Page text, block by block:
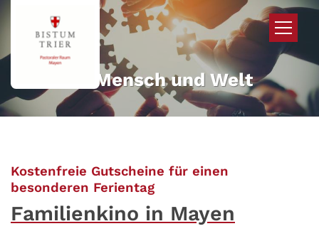
Zum Inhalt springen
Mehr für Mensch und Welt
Kostenfreie Gutscheine für einen
besonderen Ferientag:
Familienkino in Mayen